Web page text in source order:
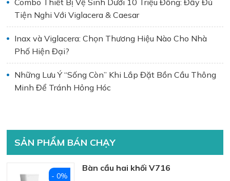
Combo Thiết Bị Vệ Sinh Dưới 10 Triệu Đồng: Đầy Đủ
Tiện Nghi Với Viglacera & Caesar
Inax và Viglacera: Chọn Thương Hiệu Nào Cho Nhà
Phố Hiện Đại?
Những Lưu Ý “Sống Còn” Khi Lắp Đặt Bồn Cầu Thông
Minh Để Tránh Hỏng Hóc
SẢN PHẨM BÁN CHẠY
Bàn cầu hai khối V716
- 0%